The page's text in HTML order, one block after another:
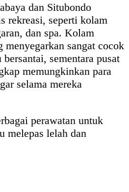
dan Situbondo
rekreasi, seperti kolam
dan spa. Kolam
menyegarkan sangat cocok
sementara pusat
memungkinkan para
selama mereka
perawatan untuk
melepas lelah dan